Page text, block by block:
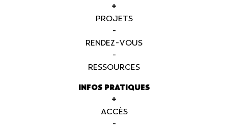
+
PROJETS
-
RENDEZ-VOUS
-
RESSOURCES
INFOS PRATIQUES
+
ACCÈS
-